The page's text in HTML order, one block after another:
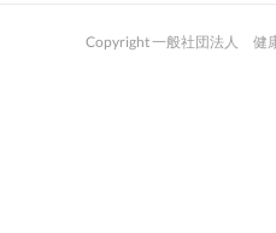
Copyright 一般社団法人 健